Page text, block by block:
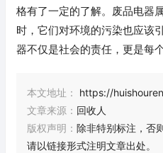
格有了一定的了解。废品电器
时，它们对环境的污染也应该
器不仅是社会的责任，更是每
本文地址：
https://
文章来源： 回收人
版权声明： 除非特别标注，否
请以链接形式注明文章出处。